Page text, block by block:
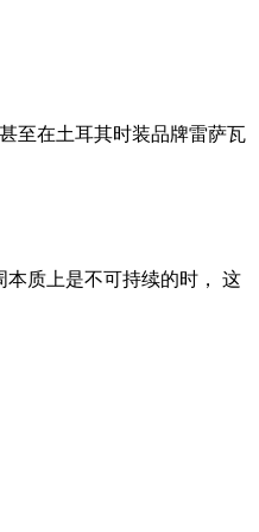
至在土耳其时装品牌雷萨瓦
质上是不可持续的时， 这